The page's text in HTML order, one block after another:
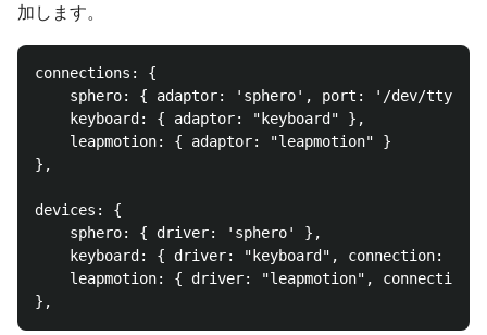
加します。
connections: {
},
devices: {